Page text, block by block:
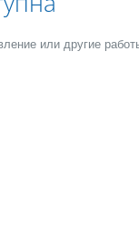
или другие